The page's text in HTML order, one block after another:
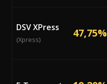
DSV XPress
(Xpress) 47,75%